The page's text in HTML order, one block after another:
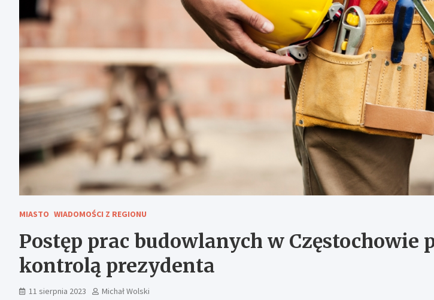
MIASTO WIADOMOŚCI Z REGIONU
Postęp prac budowlanych w Częstochowie
kontrolą prezydenta
11 sierpnia 2023 Michał Wolski